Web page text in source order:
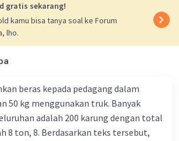
Level 89
11:32
berbagai kebijakan yang
dalam berbagai bidang.
beberapa kebijakan yang
selama pemerintahan Presiden
gratis sekarang!
kamu bisa tanya soal ke Forum
lho.
beras kepada pedagang dalam
50 kg menggunakan truk. Banyak
adalah 200 karung dengan total
8 ton, 8. Berdasarkan teks tersebut,